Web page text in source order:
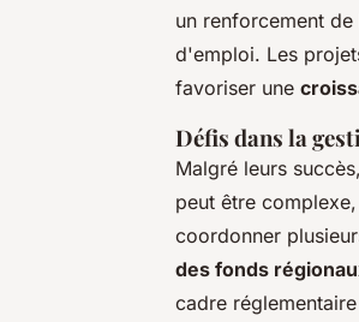
un renforcement
d'emploi. Les
favoriser une
Défis dans la
Malgré leurs
peut être
coordonner
des fonds
cadre